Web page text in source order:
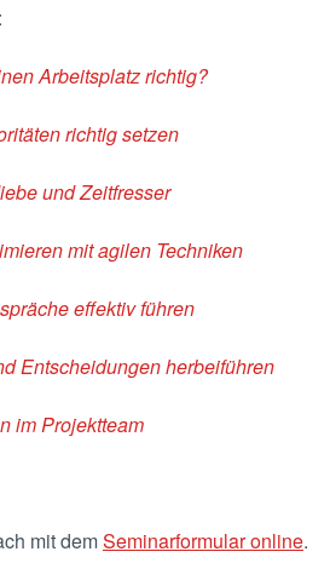
Arbeitsplatz richtig?
richtig setzen
und Zeitfresser
mit agilen Techniken
effektiv führen
Entscheidungen herbeiführen
im Projektteam
mit demSeminarformular online.